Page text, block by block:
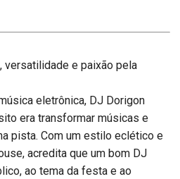
versatilidade e paixão pela
eletrônica, DJ Dorigon
era transformar músicas e
pista. Com um estilo eclético e
acredita que um bom DJ
ao tema da festa e ao